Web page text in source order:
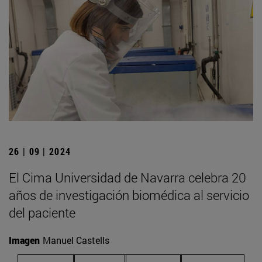
26 | 09 | 2024
El Cima Universidad de Navarra celebra 20
años de investigación biomédica al servicio
del paciente
Imagen Manuel Castells